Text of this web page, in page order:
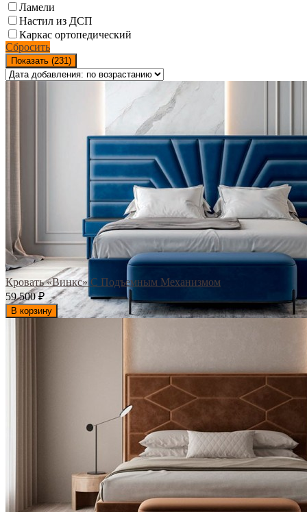
Ламели
Настил из ДСП
Каркас ортопедический
Сбросить
Показать (231 )
Кровать «Винкс» С Подъемным Механизмом
59 500₽
В корзину